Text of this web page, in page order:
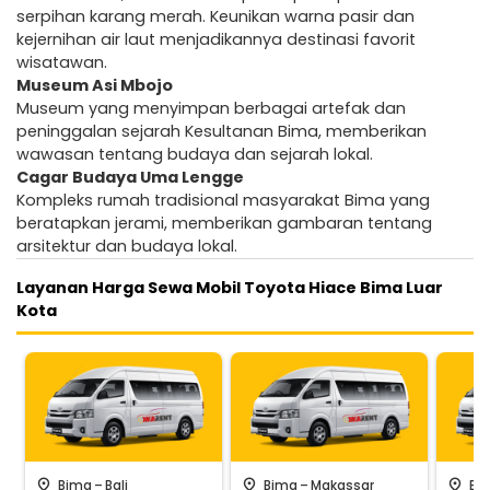
serpihan karang merah. Keunikan warna pasir dan
kejernihan air laut menjadikannya destinasi favorit
wisatawan.
Museum Asi Mbojo
Museum yang menyimpan berbagai artefak dan
peninggalan sejarah Kesultanan Bima, memberikan
wawasan tentang budaya dan sejarah lokal.
Cagar Budaya Uma Lengge
Kompleks rumah tradisional masyarakat Bima yang
beratapkan jerami, memberikan gambaran tentang
arsitektur dan budaya lokal.
Layanan Harga Sewa Mobil Toyota Hiace Bima Luar
Kota
pin_drop Bima -Bali pin_drop Bima -Makassar pin_drop